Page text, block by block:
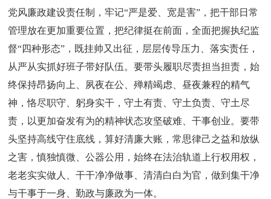
党风廉政建设责任制，牢记“严是爱、宽是害”，把干部日常
管理放在更加重要位置，把纪律挺在前面，全面把握执纪监
督“四种形态”，既挂帅又出征，层层传导压力、落实责任，
从严从实抓好班子带好队伍。要带头履职尽责担当担责，始
终保持昂扬向上、夙夜在公、殚精竭虑、昼夜兼程的精气
神，恪尽职守、躬身实干，守土有责、守土负责、守土尽
责，以更加奋发有为的精神状态攻坚破难、干事创业。要带
头坚持高线守住底线，算好清廉大账，常思律己之益和放纵
之害，慎独慎微、公器公用，始终在法治轨道上行权用权，
老老实实做人、干干净净做事、清清白白为官，做到集干净
与干事于一身、勤政与廉政为一体。